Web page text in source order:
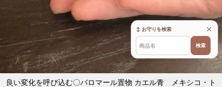
良い変化を呼び込む〇パロマール置物 カエル青 メキシコ・ト
×
↕ お守りを検索
検索